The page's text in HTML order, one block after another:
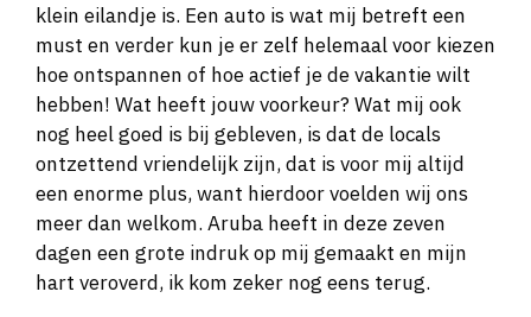
klein eilandje is. Een auto is wat mij betreft een
must en verder kun je er zelf helemaal voor kiezen
hoe ontspannen of hoe actief je de vakantie wilt
hebben! Wat heeft jouw voorkeur? Wat mij ook
nog heel goed is bij gebleven, is dat de locals
ontzettend vriendelijk zijn, dat is voor mij altijd
een enorme plus, want hierdoor voelden wij ons
meer dan welkom. Aruba heeft in deze zeven
dagen een grote indruk op mij gemaakt en mijn
hart veroverd, ik kom zeker nog eens terug.